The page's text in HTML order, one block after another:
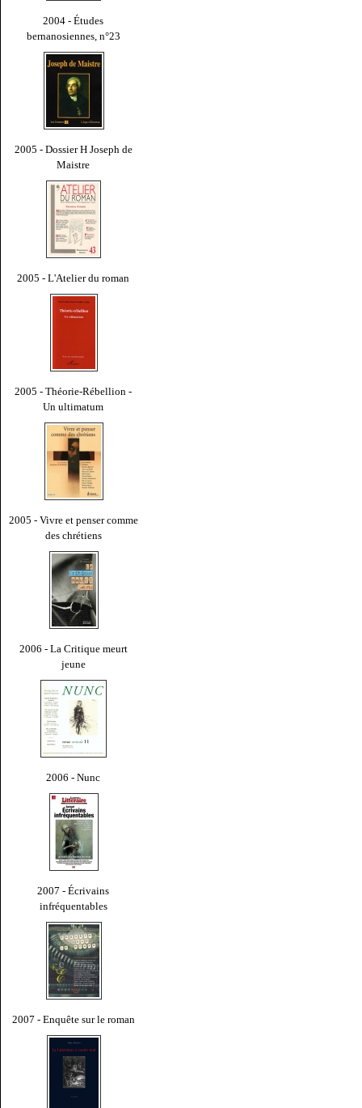
2004 - Études
bernanosiennes, n°23
2005 - Dossier H Joseph de
Maistre
2005 - L'Atelier du roman
2005 - Théorie-Rébellion -
Un ultimatum
2005 - Vivre et penser comme
des chrétiens
2006 - La Critique meurt
jeune
2006 - Nunc
2007 - Écrivains
infréquentables
2007 - Enquête sur le roman